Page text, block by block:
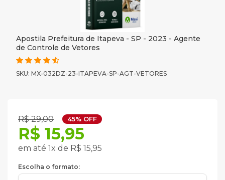
Apostila Prefeitura de Itapeva - SP - 2023 - Agente
de Controle de Vetores
SKU: MX-032DZ-23-ITAPEVA-SP-AGT-VETORES
R$ 29,00 45% OFF
R$ 15,95
em até 1x de R$ 15,95
Escolha o formato: